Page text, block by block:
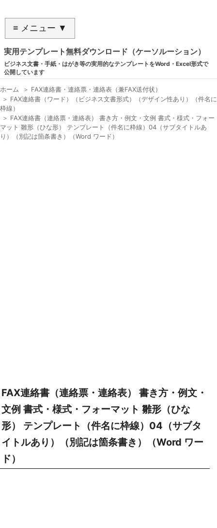
≡ メニュー ▼
実用テンプレート無料ダウンロード（ケーソルーション）
ビジネス文書・手紙・はがき等の実用的なテンプレートをWord・Excel形式で
公開しています
ホーム ＞ FAX連絡書・連絡票・連絡表（兼FAX送付状）
＞ FAX連絡書（ワード）（ビジネス文書形式）（デザイン性あり）（件名に
枠線）
＞ FAX連絡書（連絡票・連絡表） 書き方・例文・文例 書式・様式・フォー
マット 雛形（ひな形） テンプレート（件名に枠線）04（サブタイトルあ
り）（別記は箇条書き）（Word ワード）
FAX連絡書（連絡票・連絡表） 書き方・例文・
文例 書式・様式・フォーマット 雛形（ひな
形） テンプレート（件名に枠線）04（サブタ
イトルあり）（別記は箇条書き）（Word ワー
ド）